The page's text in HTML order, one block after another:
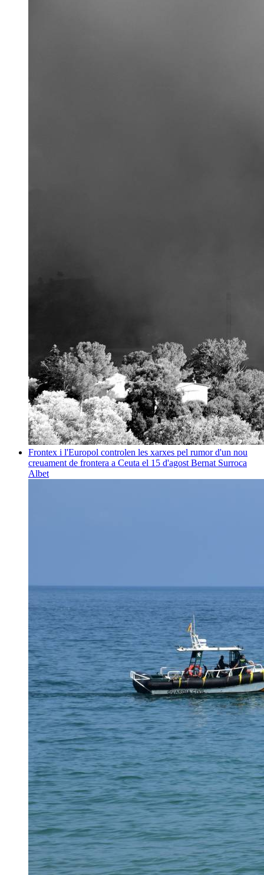
Frontex i l'Europol controlen les xarxes pel rumor d'un nou
creuament de frontera a Ceuta el 15 d'agost Bernat Surroca
Albet